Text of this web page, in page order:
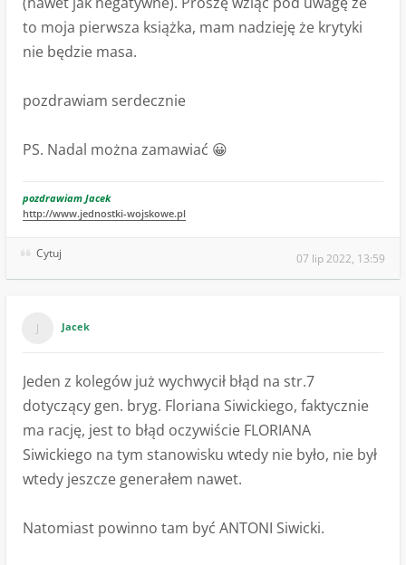
to moja pierwsza książka, mam nadzieję że krytyki
nie będzie masa.
pozdrawiam serdecznie
PS. Nadal można zamawiać 😀
pozdrawiam Jacek
http://www.jednostki-wojskowe.pl
Cytuj 07 lip 2022, 13:59
Jacek
Jeden z kolegów już wychwycił błąd na str.7
dotyczący gen. bryg. Floriana Siwickiego, faktycznie
ma rację, jest to błąd oczywiście FLORIANA
Siwickiego na tym stanowisku wtedy nie było, nie był
wtedy jeszcze generałem nawet.
Natomiast powinno tam być ANTONI Siwicki.